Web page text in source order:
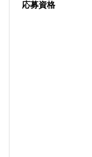
応募資格